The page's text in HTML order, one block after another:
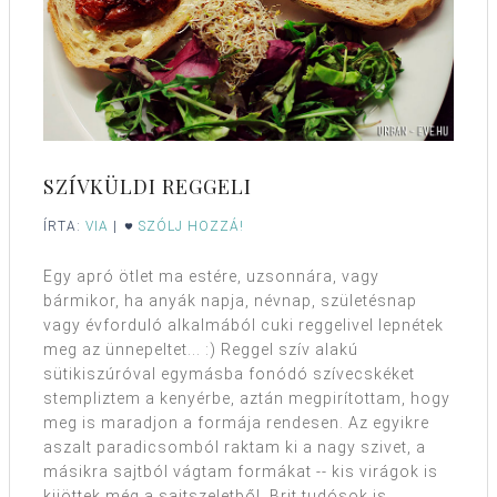
SZÍVKÜLDI REGGELI
ÍRTA: VIA SZÓLJ HOZZÁ!
Egy apró ötlet ma estére, uzsonnára, vagy
bármikor, ha anyák napja, névnap, születésnap
vagy évforduló alkalmából cuki reggelivel lepnétek
meg az ünnepeltet... :) Reggel szív alakú
sütikiszúróval egymásba fonódó szívecskéket
stempliztem a kenyérbe, aztán megpirítottam, hogy
meg is maradjon a formája rendesen. Az egyikre
aszalt paradicsomból raktam ki a nagy szivet, a
másikra sajtból vágtam formákat -- kis virágok is